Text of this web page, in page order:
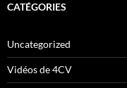
CATÉGORIES
Uncategorized
Vidéos de 4CV